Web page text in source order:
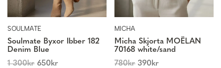
SOULMATE
Soulmate Byxor Ibber 182
Denim Blue
1 300kr 650kr
MICHA
Micha Skjorta MOËLAN
70168 white/sand
780kr 390kr